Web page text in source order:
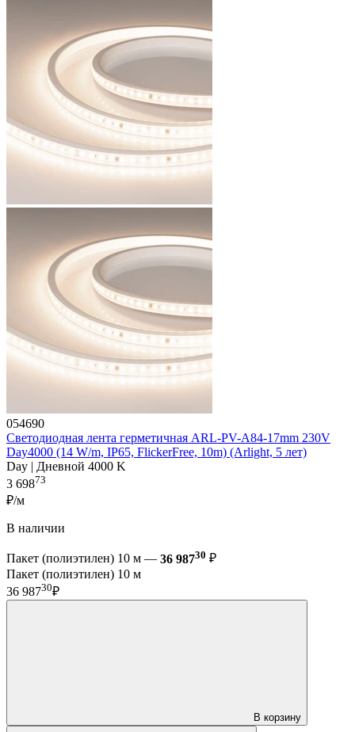
054690
Светодиодная лента герметичная ARL-PV-A84-17mm 230V
Day4000 (14 W/m, IP65, FlickerFree, 10m) (Arlight, 5 лет)
Day | Дневной 4000 K
3 69873
₽/м
В наличии
Пакет (полиэтилен) 10 м — 36 98730 ₽
Пакет (полиэтилен) 10 м
36 98730₽
В корзину